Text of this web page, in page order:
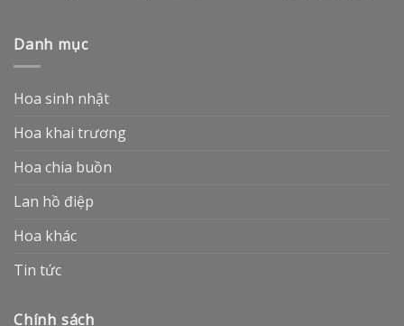
Danh mục
Hoa sinh nhật
Hoa khai trương
Hoa chia buồn
Lan hồ điệp
Hoa khác
Tin tức
Chính sách